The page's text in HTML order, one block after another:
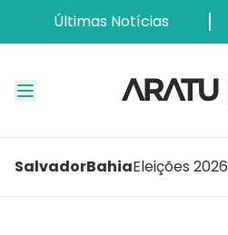
Últimas Notícias
SalvadorBahiaEleições 2026